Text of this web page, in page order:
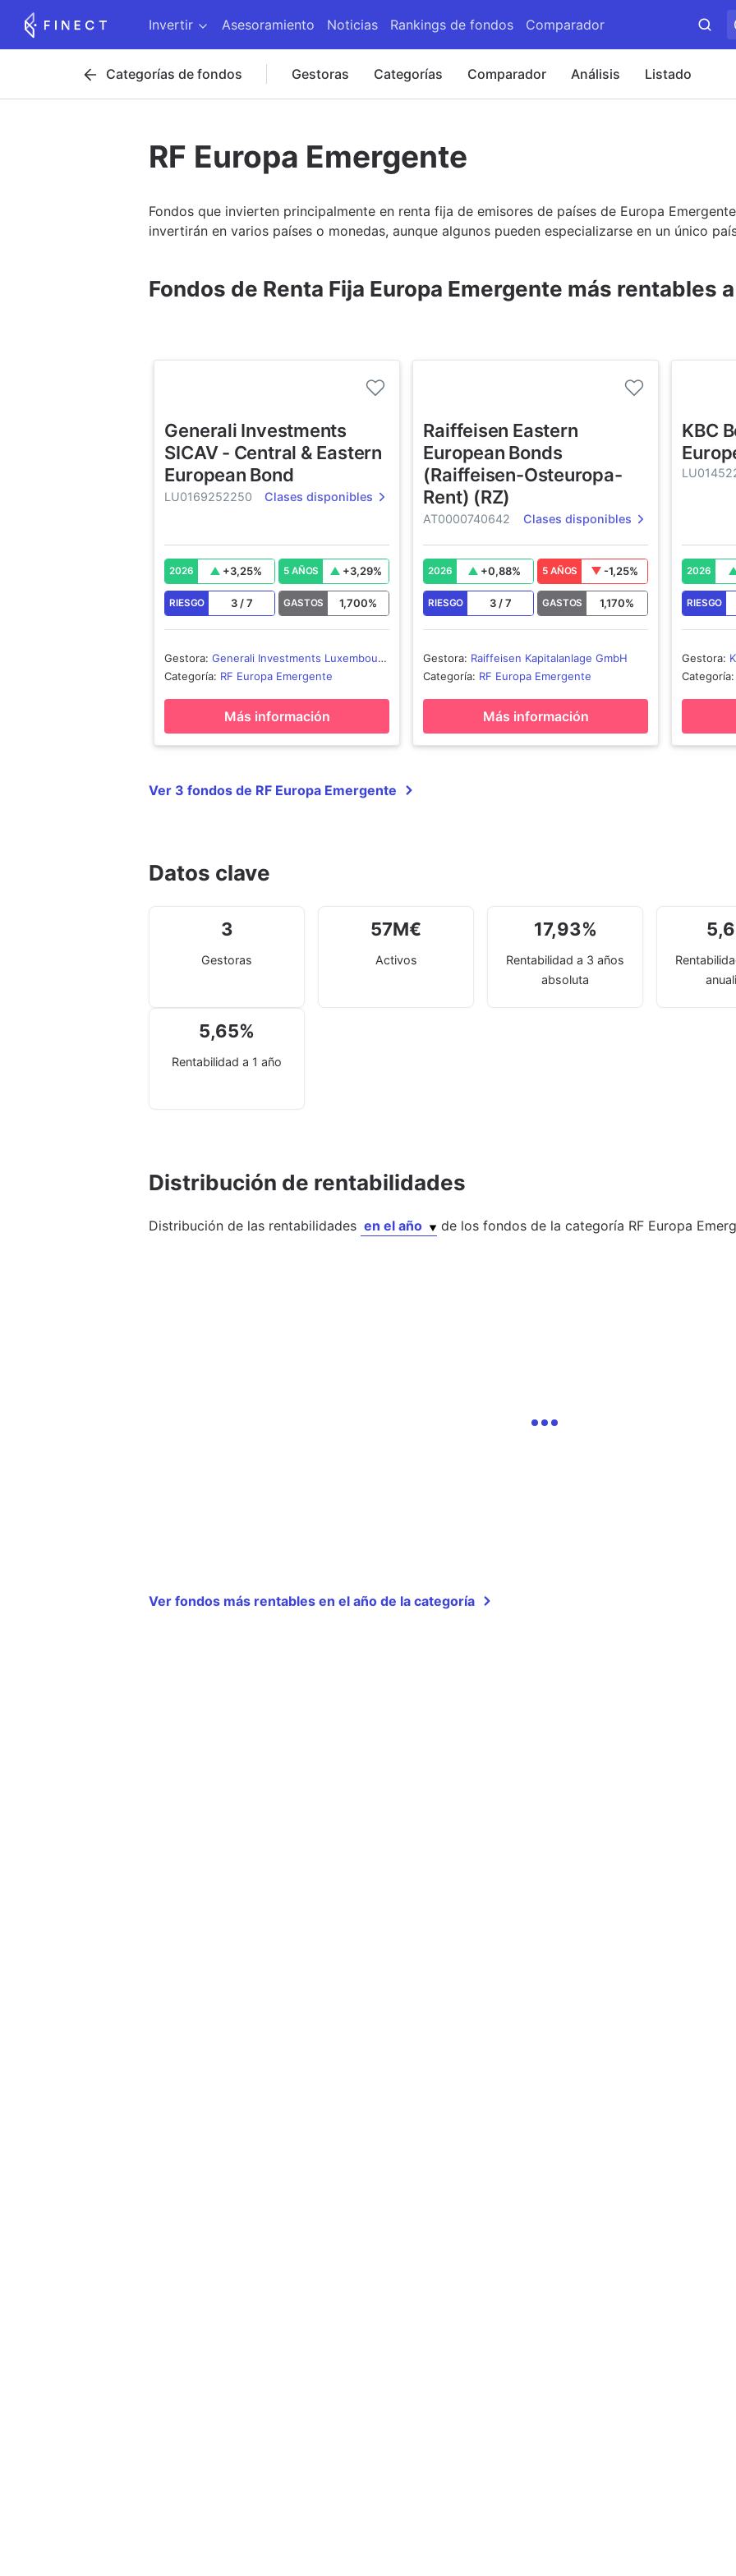
Invertir Asesoramiento Noticias Rankings de fondos Comparador
Categorías de fondos Gestoras Categorías Comparador Análisis Listado
RF Europa Emergente
Fondos que invierten principalmente en renta fija de emisores de países de Europa
invertirán en varios países o monedas, aunque algunos pueden especializarse en un único
Fondos de Renta Fija Europa Emergente más rentables
Generali Investments
SICAV - Central & Eastern
European Bond
LU0169252250 Clases disponibles
2026 +3,25% 5 AÑOS +3,29%
RIESGO 3/7 GASTOS 1,700%
Gestora:Generali Investments Luxembourg
SA
Categoría: RF Europa Emergente
Más información
Raiffeisen Eastern
European Bonds
(Raiffeisen-Osteuropa-
Rent) (RZ)
AT0000740642 Clases disponibles
2026 +0,88% 5 AÑOS -1,25%
RIESGO 3/7 GASTOS 1,170%
Gestora: Raiffeisen Kapitalanlage GmbH
Categoría: RF Europa Emergente
Más información
KBC
2026
RIESGO
Gestora:
Categoría
Ver 3 fondos de RF Europa Emergente
Datos clave
3
Gestoras
57M€
Activos
17,93%
Rentabilidad a 3 años
absoluta
5,65%
Rentabilidad a 1 año
Distribución de rentabilidades
Distribución de las rentabilidades en el año de losfondos de la categoría RF Europa
Ver fondos más rentables en el año de la categoría